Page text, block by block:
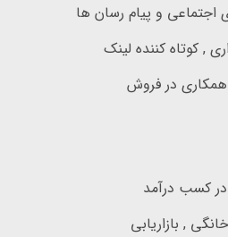
و پیام رسان ها
, کوتاه کننده لینک
در فروش
در کسب درآمد
, بازاریابی